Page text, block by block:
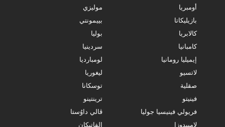
أومبريا
موليزي
بازيليكاتا
بييمونتي
كالابريا
بوليا
كامبانيا
سردينيا
إيميليا رومانيا
لومبارديا
لاتسيو
ليغوريا
صقلية
توسكانا
فينيتو
ترينتينو
فريولي فينيسيا جوليا
ڤالي داوُستا
لامبيدوزا
الفاتيكان